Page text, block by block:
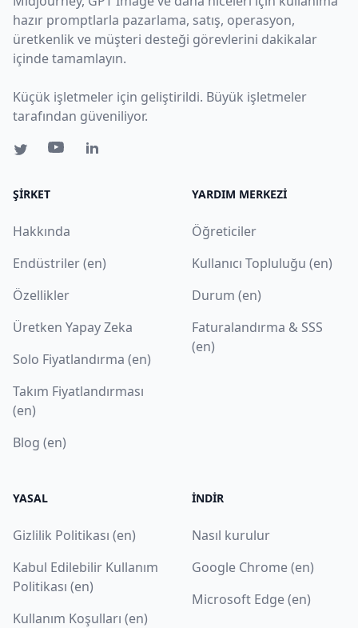
hazır promptlarla pazarlama, satış, operasyon,
üretkenlik ve müşteri desteği görevlerini dakikalar
içinde tamamlayın.
Küçük işletmeler için geliştirildi. Büyük işletmeler
tarafından güveniliyor.
ŞIRKET
Hakkında
Endüstriler (en)
Özellikler
Üretken Yapay Zeka
Solo Fiyatlandırma (en)
Takım Fiyatlandırması
(en)
Blog (en)
YARDIM MERKEZI
Öğreticiler
Kullanıcı Topluluğu (en)
Durum (en)
Faturalandırma & SSS
(en)
YASAL
Gizlilik Politikası (en)
Kabul Edilebilir Kullanım
Politikası (en)
Kullanım Koşulları (en)
İNDIR
Nasıl kurulur
Google Chrome (en)
Microsoft Edge (en)